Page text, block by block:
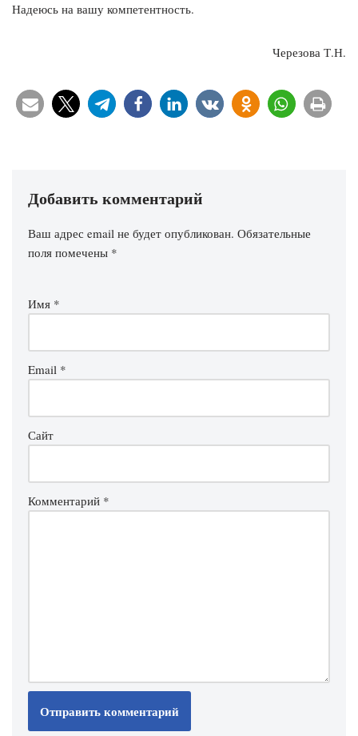
Надеюсь на вашу компетентность.
Черезова Т.Н.
Добавить комментарий
Ваш адрес email не будет опубликован. Обязательные
поля помечены *
Имя *
Email *
Сайт
Комментарий *